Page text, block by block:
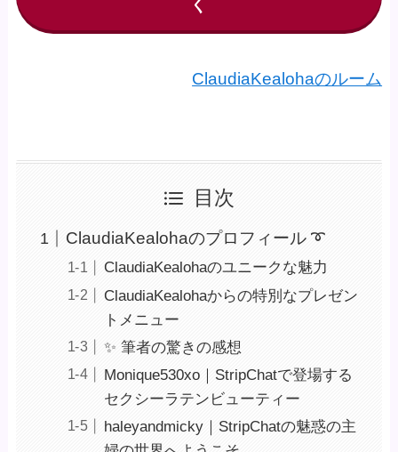
く
ClaudiaKealohaのルーム
目次
ClaudiaKealohaのプロフィール ➰
ClaudiaKealohaのユニークな魅力
ClaudiaKealohaからの特別なプレゼン
トメニュー
✨ 筆者の驚きの感想
Monique530xo｜StripChatで登場する
セクシーラテンビューティー
haleyandmicky｜StripChatの魅惑の主